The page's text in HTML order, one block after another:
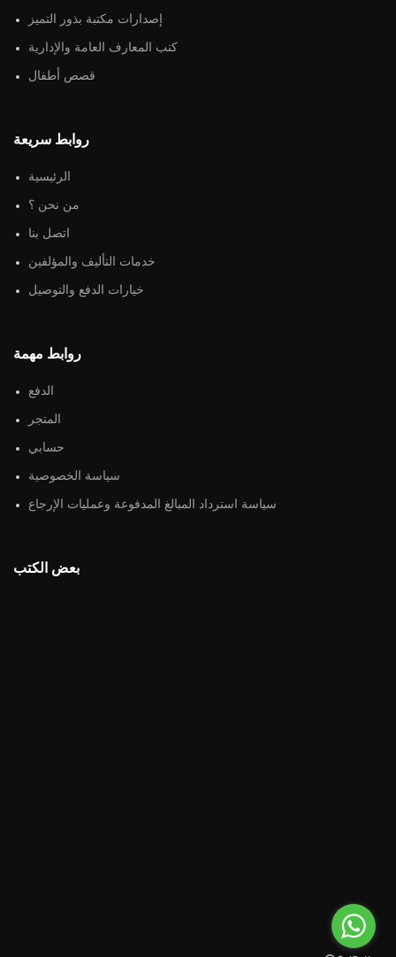
إصدارات مكتبة بذور التميز
كتب المعارف العامة والإدارية
قصص أطفال
روابط سريعة
الرئيسية
من نحن ؟
اتصل بنا
خدمات التأليف والمؤلفين
خيارات الدفع والتوصيل
روابط مهمة
الدفع
المتجر
حسابي
سياسة الخصوصية
سياسة استرداد المبالغ المدفوعة وعمليات الإرجاع
بعض الكتب